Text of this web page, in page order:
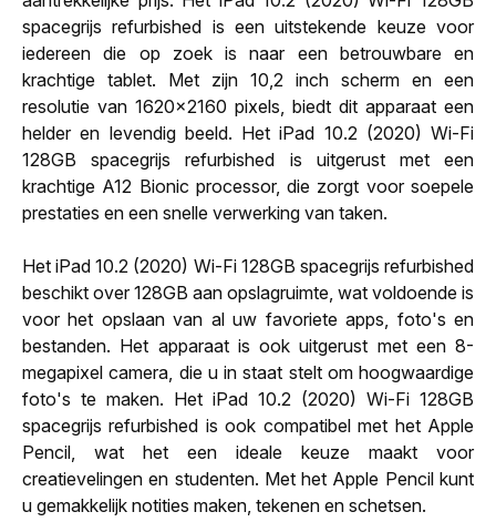
spacegrijs refurbished is een uitstekende keuze voor
iedereen die op zoek is naar een betrouwbare en
krachtige tablet. Met zijn 10,2 inch scherm en een
resolutie van 1620x2160 pixels, biedt dit apparaat een
helder en levendig beeld. Het iPad 10.2 (2020) Wi-Fi
128GB spacegrijs refurbished is uitgerust met een
krachtige A12 Bionic processor, die zorgt voor soepele
prestaties en een snelle verwerking van taken.
Het iPad 10.2 (2020) Wi-Fi 128GB spacegrijs refurbished
beschikt over 128GB aan opslagruimte, wat voldoende is
voor het opslaan van al uw favoriete apps, foto's en
bestanden. Het apparaat is ook uitgerust met een 8-
megapixel camera, die u in staat stelt om hoogwaardige
foto's te maken. Het iPad 10.2 (2020) Wi-Fi 128GB
spacegrijs refurbished is ook compatibel met het Apple
Pencil, wat het een ideale keuze maakt voor
creatievelingen en studenten. Met het Apple Pencil kunt
u gemakkelijk notities maken, tekenen en schetsen.